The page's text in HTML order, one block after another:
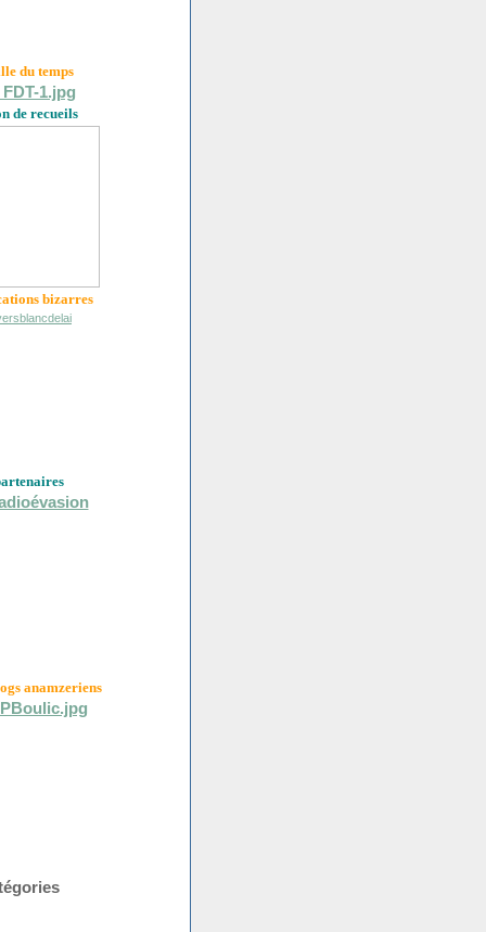
dutemps
de recueils
bizarres
anamzeriens